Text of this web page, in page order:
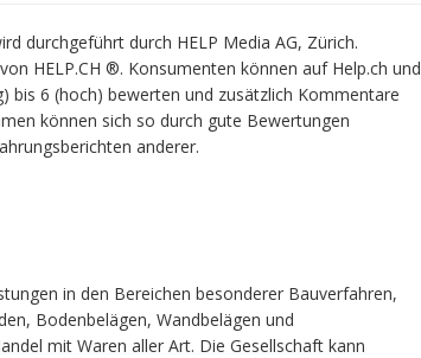
durchgeführt durch HELP Media AG, Zürich.
HELP.CH ®. Konsumenten können auf Help.ch und
bis 6 (hoch) bewerten und zusätzlich Kommentare
können sich so durch gute Bewertungen
anderer.
in den Bereichen besonderer Bauverfahren,
Bodenbelägen, Wandbelägen und
mit Waren aller Art. Die Gesellschaft kann